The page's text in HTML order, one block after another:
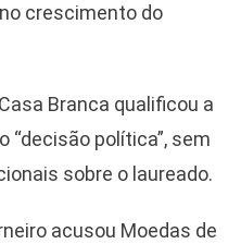
crescimento do
Branca qualificou a
“decisão política”, sem
sobre o laureado.
acusou Moedas de